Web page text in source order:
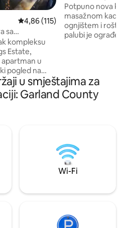
Prosječna ocjena: 4,86 od 5,
4,86 (115)
sa
kompleksu
Estate,
u
pogled na
potpunosti
sunca iz
za kupanje,
krevet (širok
ako
IGRAONICA!
Potpuno nova
masažnom
ognjištem i
palubi je ograđen i
opremljena je
shuffleboardom,
daskom za
u smještajima za
Garland County
Wi-Fi